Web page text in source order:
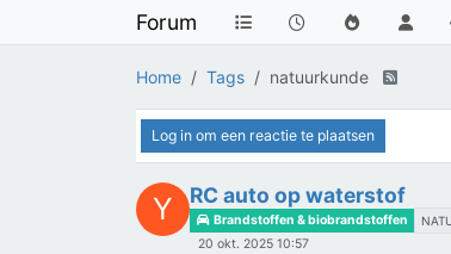
Forum
Home Tags natuurkunde
Log in om een reactie te plaatsen
Y RC auto op waterstof
Brandstoffen & biobrandstoffen
20 okt. 2025 10:57